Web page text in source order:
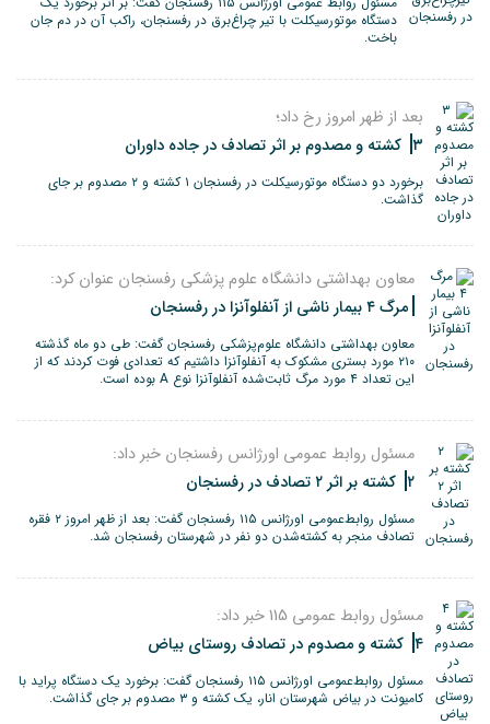
دستگاه موتورسیکلت با تیر چراغ‌برق در رفسنجان، راکب آن در دم جان
باخت.
بعد از ظهر امروز رخ داد؛
۳ کشته و مصدوم بر اثر تصادف در جاده داوران
برخورد دو دستگاه موتورسیکلت در رفسنجان ۱ کشته و ۲ مصدوم بر جای
گذاشت.
معاون بهداشتی دانشگاه علوم پزشکی رفسنجان عنوان کرد:
مرگ ۴ بیمار ناشی از آنفلوآنزا در رفسنجان
معاون بهداشتی دانشگاه علوم‌پزشکی رفسنجان گفت: طی دو ماه گذشته
۲۱۰ مورد بستری مشکوک به آنفلوآنزا داشتیم که تعدادی فوت کردند که از
این تعداد ۴ مورد مرگ ثابت‌شده آنفلوآنزا نوع A بوده است.
مسئول روابط عمومی اورژانس رفسنجان خبر داد:
۲ کشته بر اثر ۲ تصادف در رفسنجان
مسئول روابط‌عمومی اورژانس ۱۱۵ رفسنجان گفت: بعد از ظهر امروز ۲ فقره
تصادف منجر به کشته‌شدن دو نفر در شهرستان رفسنجان شد.
مسئول روابط عمومی 115 خبر داد:
۴ کشته و مصدوم در تصادف روستای بیاض
مسئول روابط‌عمومی اورژانس ۱۱۵ رفسنجان گفت: برخورد یک دستگاه پراید با
کامیونت در بیاض شهرستان انار، یک کشته و ۳ مصدوم بر جای گذاشت.